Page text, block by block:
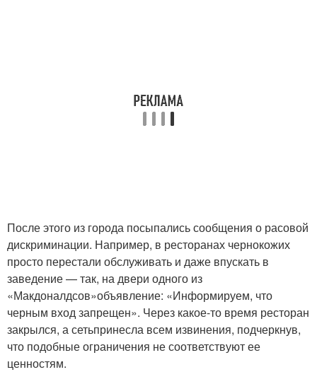
После этого из города посыпались сообщения о расовой
дискриминации. Например, в ресторанах чернокожих
просто перестали обслуживать и даже впускать в
заведение — так, на двери одного из
«Макдоналдсов»объявление: «Информируем, что
черным вход запрещен». Через какое-то время ресторан
закрылся, а сетьпринесла всем извинения, подчеркнув,
что подобные ограничения не соответствуют ее
ценностям.